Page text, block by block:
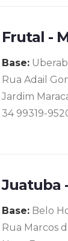
Frutal -
Base:
Rua Adail
Jardim
34 99319-
Juatuba
Base: Belo
Rua Marcos